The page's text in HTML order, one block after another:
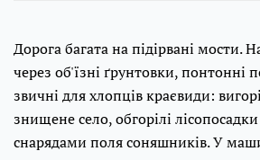
Дорога багата на підірвані мости.
через об'їзні ґрунтовки, понтонні
звичні для хлопців краєвиди:
знищене село, обгорілі лісопосадки
снарядами поля соняшників. У